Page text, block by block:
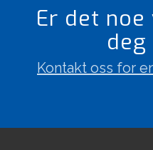
Er det noe
deg
Kontakt oss for